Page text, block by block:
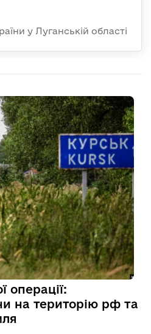
у Луганській області
операції:
на територію рф та